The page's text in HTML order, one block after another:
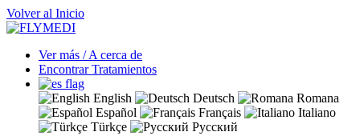
Volver al Inicio
Ver más / A cerca de
Encontrar Tratamientos
English Deutsch
Romana
Español
Français
Italiano
Türkçe
Русский